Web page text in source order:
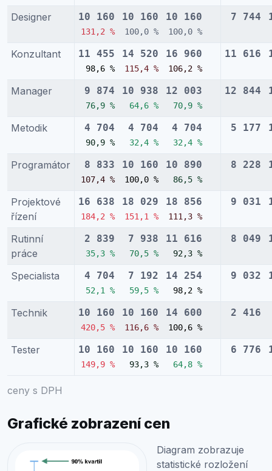
ceny s DPH
Designer 10 160
131,2 %
10 160
100,0 %
10 160
100,0 %
7 744
Konzultant 11 455
98,6 %
14 520
115,4 %
16 960
106,2 %
11 616
Manager 9 874
76,9 %
10 938
64,6 %
12 003
70,9 %
12 844
Metodik 4 704
90,9 %
4 704
32,4 %
4 704
32,4 %
5 177
Programátor 8 833
107,4 %
10 160
100,0 %
10 890
86,5 %
8 228
Projektové
řízení
16 638
184,2 %
18 029
151,1 %
18 856
111,3 %
9 031
Rutinní
práce
2 839
35,3 %
7 938
70,5 %
11 616
92,3 %
8 049
Specialista 4 704
52,1 %
7 192
59,5 %
14 254
98,2 %
9 032
Technik 10 160
420,5 %
10 160
116,6 %
14 600
100,6 %
2 416
Tester 10 160
149,9 %
10 160
93,3 %
10 160
64,8 %
6 776
Grafické zobrazení cen
Diagram zobrazuje
statistické rozložení